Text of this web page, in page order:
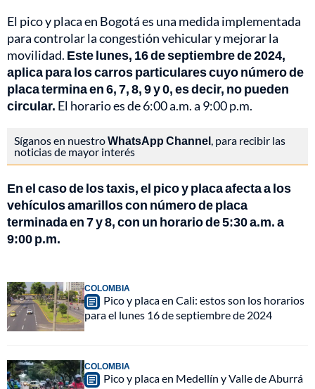
El pico y placa en Bogotá es una medida implementada
para controlar la congestión vehicular y mejorar la
movilidad. Este lunes, 16 de septiembre de 2024,
aplica para los carros particulares cuyo número de
placa termina en6, 7, 8, 9 y 0, es decir, no pueden
circular. El horario es de 6:00 a.m. a 9:00 p.m.
Síganos en nuestroWhatsApp Channel, para recibir las
noticias de mayor interés
En el caso de los taxis, el pico y placa afecta a los
vehículos amarillos con número de placa
terminada en 7 y 8, con un horario de 5:30 a.m. a
9:00 p.m.
COLOMBIA
Pico y placa en Cali: estos son los horarios
para el lunes 16 de septiembre de 2024
COLOMBIA
Pico y placa en Medellín y Valle de Aburrá